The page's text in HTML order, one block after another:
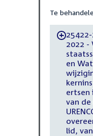
Te
-
2022 -
en
ertsen
van
lid,